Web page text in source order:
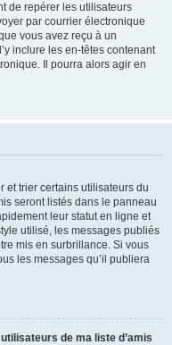
de repérer les utilisateurs
par courrier électronique
vous avez reçu à un
inclure les en-têtes contenant
Il pourra alors agir en
et trier certains utilisateurs du
seront listés dans le panneau
leur statut en ligne et
utilisé, les messages publiés
mis en surbrillance. Si vous
les messages qu’il publiera
de ma liste d’amis